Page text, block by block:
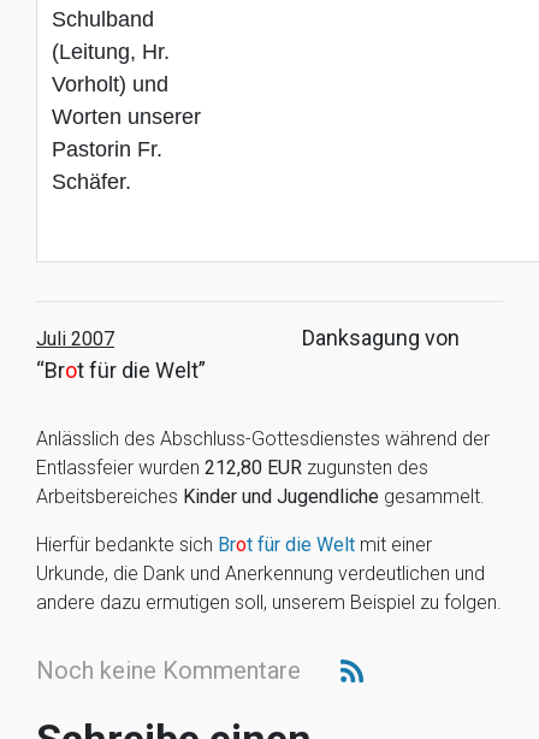
Schulband
(Leitung, Hr.
Vorholt) und
Worten unserer
Pastorin Fr.
Schäfer.
Juli 2007
Danksagung von
“Brot für die Welt”
Anlässlich des Abschluss-Gottesdienstes während der
Entlassfeier wurden 212,80 EUR zugunsten des
Arbeitsbereiches Kinder und Jugendliche gesammelt.
Hierfür bedankte sich Brot für die Welt mit einer
Urkunde, die Dank und Anerkennung verdeutlichen und
andere dazu ermutigen soll, unserem Beispiel zu folgen.
Noch keine Kommentare